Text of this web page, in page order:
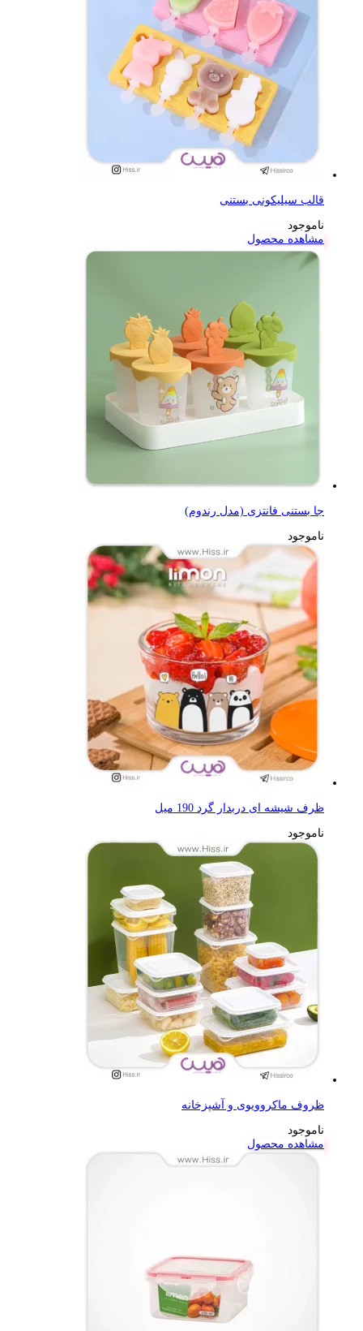
قالب سیلیکونی بستنی
ناموجود
مشاهده محصول
جا بستنی فانتزی (مدل رندوم)
ناموجود
ظرف شیشه ای دربدار گرد 190 میل
ناموجود
ظروف ماکروویوی و آشپزخانه
ناموجود
مشاهده محصول